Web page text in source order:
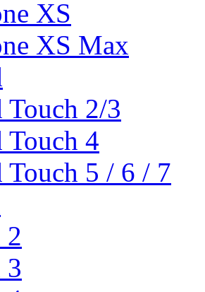
XS
XS Max
Touch 2/3
Touch 4
Touch 5 / 6 / 7
2
3